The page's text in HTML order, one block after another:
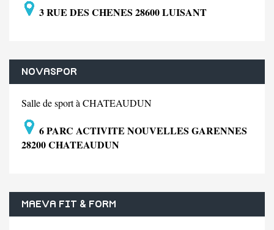
3 RUE DES CHENES 28600 LUISANT
NOVASPOR
Salle de sport à CHATEAUDUN
6 PARC ACTIVITE NOUVELLES GARENNES
28200 CHATEAUDUN
MAEVA FIT & FORM